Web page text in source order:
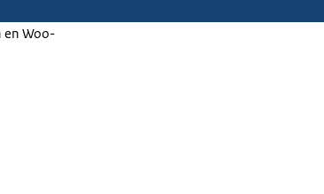
en Woo-